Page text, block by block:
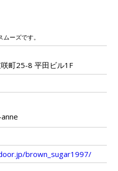
ーズです。
町25-8 平田ビル1F
brown_sugar1997/